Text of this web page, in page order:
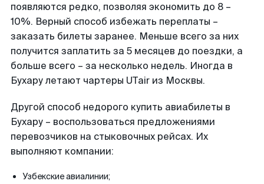
появляются редко, позволяя экономить до 8 –
10%. Верный способ избежать переплаты –
заказать билеты заранее. Меньше всего за них
получится заплатить за 5 месяцев до поездки, а
больше всего – за несколько недель. Иногда в
Бухару летают чартеры UTair из Москвы.
Другой способ недорого купить авиабилеты в
Бухару – воспользоваться предложениями
перевозчиков на стыковочных рейсах. Их
выполняют компании:
Узбекские авиалинии;